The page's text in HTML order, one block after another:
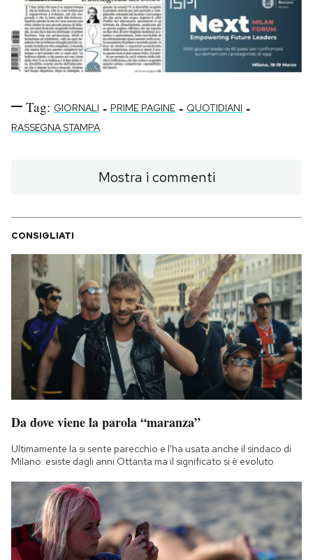
Tag: GIORNALI - PRIME PAGINE - QUOTIDIANI -
RASSEGNA STAMPA
Mostra i commenti
CONSIGLIATI
Da dove viene la parola “maranza”
Ultimamente la si sente parecchio e l'ha usata anche il sindaco di
Milano: esiste dagli anni Ottanta ma il significato si è evoluto